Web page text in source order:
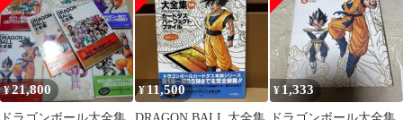
¥21,800 ¥11,500 ¥ 1,333